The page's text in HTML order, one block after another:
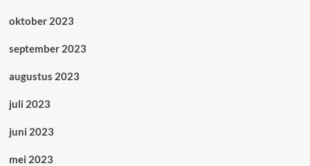
oktober 2023
september 2023
augustus 2023
juli 2023
juni 2023
mei 2023